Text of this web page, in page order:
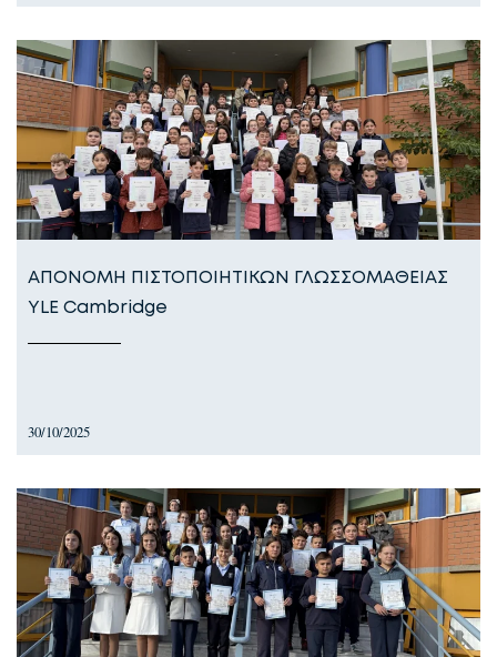
ΑΠΟΝΟΜΗ ΠΙΣΤΟΠΟΙΗΤΙΚΩΝ ΓΛΩΣΣΟΜΑΘΕΙΑΣ
YLE Cambridge
30/10/2025